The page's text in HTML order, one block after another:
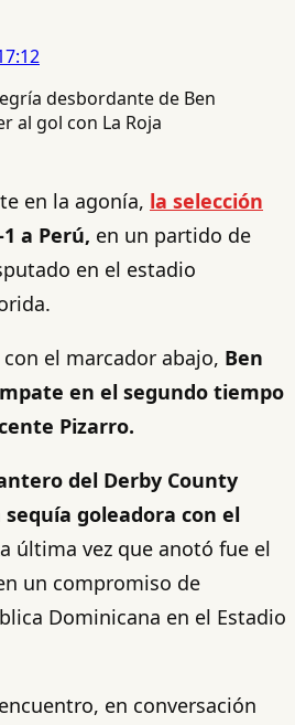
en la agonía, la selección
a Perú, en un partido de
en el estadio
el marcador abajo, Ben
en el segundo tiempo
Pizarro.
del Derby County
goleadora con el
última vez que anotó fue el
un compromiso de
Dominicana en el Estadio
en conversación